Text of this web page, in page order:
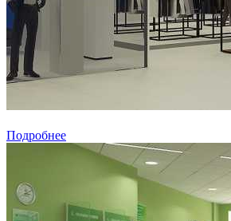
Подробнее